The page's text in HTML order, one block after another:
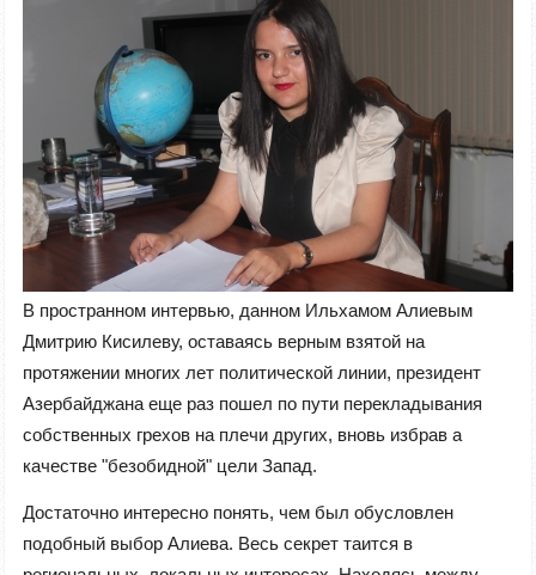
В пространном интервью, данном Ильхамом Алиевым
Дмитрию Кисилеву, оставаясь верным взятой на
протяжении многих лет политической линии, президент
Азербайджана еще раз пошел по пути перекладывания
собственных грехов на плечи других, вновь избрав а
качестве "безобидной" цели Запад.
Достаточно интересно понять, чем был обусловлен
подобный выбор Алиева. Весь секрет таится в